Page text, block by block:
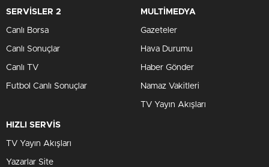
SERVİSLER 2
Canlı Borsa
Canlı Sonuçlar
Canlı TV
Futbol Canlı Sonuçlar
MULTİMEDYA
Gazeteler
Hava Durumu
Haber Gönder
Namaz Vakitleri
TV Yayın Akışları
HIZLI SERVİS
TV Yayın Akışları
Yazarlar Site